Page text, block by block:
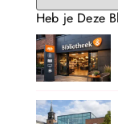
Heb je Deze